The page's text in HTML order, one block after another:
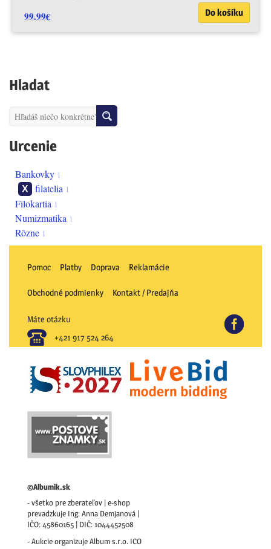
99.99€ Do košíku
Hladat
Urcenie
bankovky 1
filatelia 1
filokartia 1
numizmatika 1
rôzne 1
Pomoc Platby Doprava Reklamácie
Obchodné podmienky Kontakt / Predajňa
Máte otázku
+421 917 524 264
FB
©Albumik.sk
- všetko pre zberateľov | e-shop
prevadzkuje Ing. Anna Demjanová |
IČO: 45860165 | DIČ: 1044452508
- Aukcie organizuje Album s.r.o. ICO